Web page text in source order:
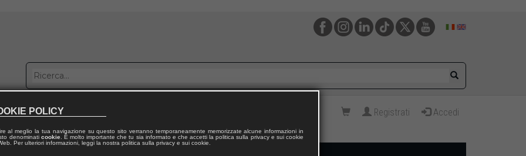
con noi Registrati Accedi
POLICY
al meglio la tua navigazione su questo sito verranno temporaneamente memorizzate alcune informazioni in
denominati cookie. È molto importante che tu sia informato e che accetti la politica sulla privacy e sui cookie
Per ulteriori informazioni, leggi la nostra politica sulla privacy e sui cookie.